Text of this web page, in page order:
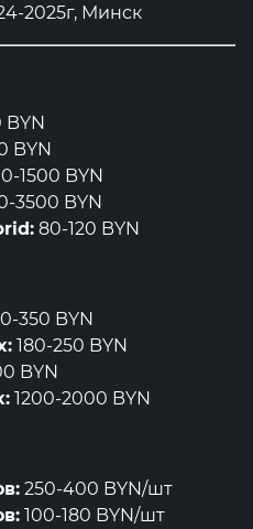
2025г, Минск
BYN
BYN
1500 BYN
3500 BYN
80-120 BYN
350 BYN
180-250 BYN
BYN
1200-2000 BYN
250-400 BYN/шт
100-180 BYN/шт